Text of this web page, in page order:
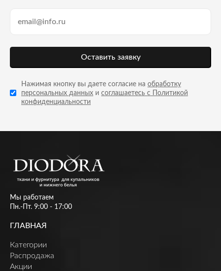
Оставить заявку
Нажимая кнопку вы даете согласие на обработку
персональных данных и соглашаетесь с Политикой
конфиденциальности
Мы работаем
Пн.-Пт. 9:00 - 17:00
ГЛАВНАЯ
Категории
Распродажа
Акции